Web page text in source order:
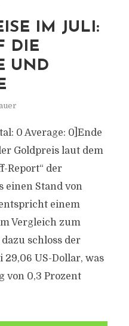
IM JULI:
DIE
UND
0 Average: 0]Ende
Goldpreis laut dem
Report“ der
einen Stand von
einem
Vergleich zum
schloss der
29,06 US-Dollar, was
von 0,3 Prozent